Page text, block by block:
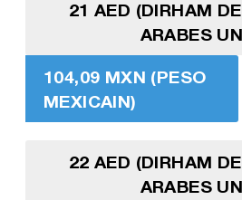
21 AED (DIRHAM
ARABES
104,09 MXN (PESO
MEXICAIN)
22 AED (DIRHAM
ARABES